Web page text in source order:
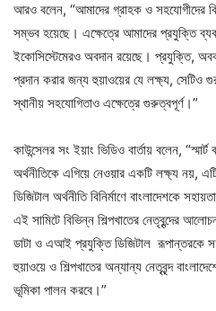
আরও বলেন, “আমাদের গ্রাহক ও সহযোগীদের
সম্ভব হয়েছে। এক্ষেত্রে আমাদের প্রযুক্তি
ইকোসিস্টেমেরও অবদান রয়েছে। প্রযুক্তি,
প্রদান করার জন্য হুয়াওয়ের যে লক্ষ্য, সেটিও
স্থানীয় সহযোগিতাও এক্ষেত্রে গুরুত্বপূর্ণ।”
কাউন্সেলর সং ইয়াং ভিডিও বার্তায় বলেন, “স্মার্ট
অর্থনীতিকে এগিয়ে নেওয়ার একটি লক্ষ্য নয়,
ডিজিটাল অর্থনীতি বিনির্মাণে বাংলাদেশকে
এই সামিটে বিভিন্ন শিল্পখাতের নেতৃবৃন্দের
ডাটা ও এআই প্রযুক্তি ডিজিটাল রূপান্তরকে
হুয়াওয়ে ও শিল্পখাতের অন্যান্য নেতৃবৃন্দ
ভূমিকা পালন করবে।”